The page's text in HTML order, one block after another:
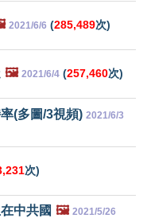
2021/6/6 (285,489次)
🖼️ 2021/6/4 (257,460次)
(多圖/3視頻) 2021/6/3
次)
中共國 🖼️ 2021/5/26